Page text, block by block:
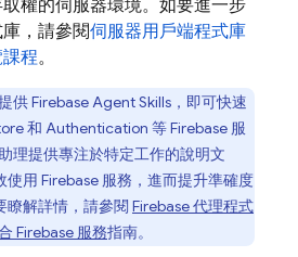
權的伺服器環境。如要進一步
，請參閱伺服器用戶端程式庫
程。
供 Firebase Agent Skills，即可快速
和 Authentication 等 Firebase 服
理提供專注於特定工作的說明文
用 Firebase 服務，進而提升準確度
瞭解詳情，請參閱 Firebase 代理程式
Firebase 服務指南。